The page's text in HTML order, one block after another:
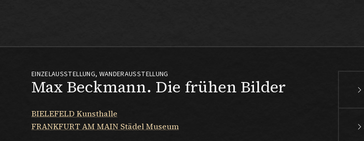
Max Beckmann. Die frühen Bilder
EINZELAUSSTELLUNG, WANDERAUSSTELLUNG
BIELEFELD Kunsthalle
FRANKFURT AM MAIN Städel Museum